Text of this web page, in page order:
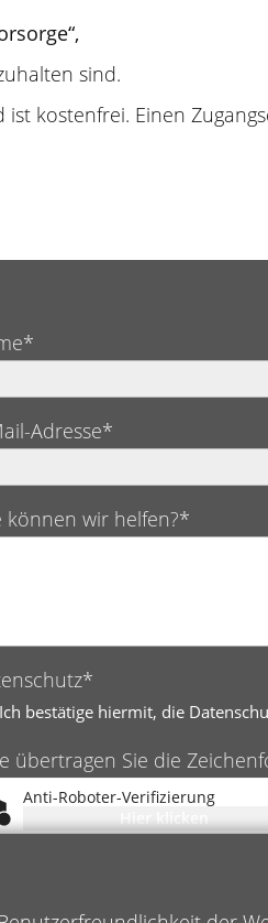
sind.
kostenfrei. Einen
Adresse*
können wir helfen?*
Ich bestätige hiermit, die
übertragen Sie die
Anti-Roboter-Verifizierung
Hier klicken